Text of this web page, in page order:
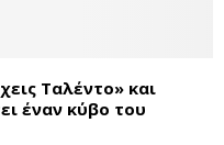
Ταλέντο» και
έναν κύβο του